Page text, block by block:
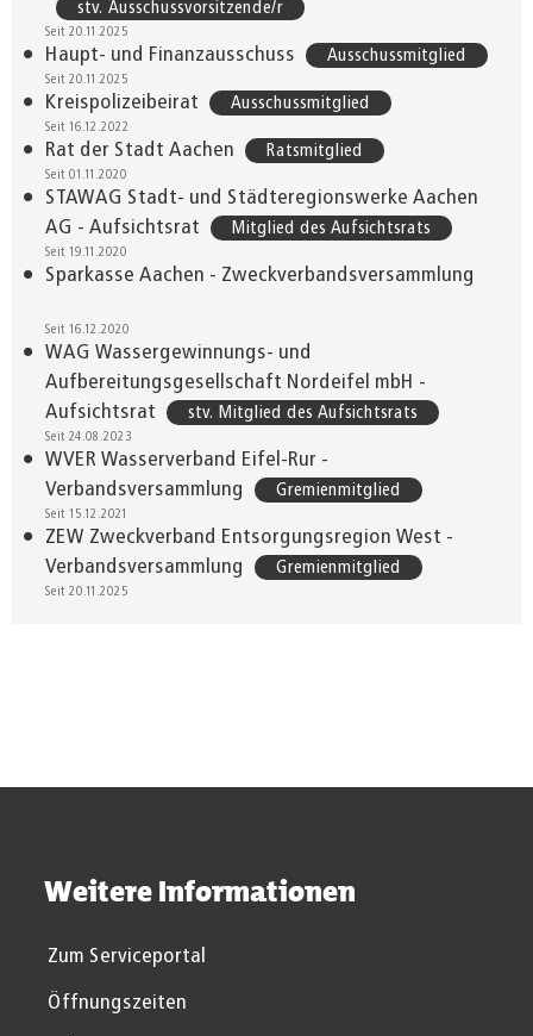
stv. Ausschussvorsitzende/r
Seit 20.11.2025
Haupt- und Finanzausschuss Ausschussmitglied
Seit 20.11.2025
Kreispolizeibeirat Ausschussmitglied
Seit 16.12.2022
Rat der Stadt Aachen Ratsmitglied
Seit 01.11.2020
STAWAG Stadt- und Städteregionswerke Aachen
AG - Aufsichtsrat
Mitglied des Aufsichtsrats
Seit 19.11.2020
Sparkasse Aachen - Zweckverbandsversammlung
Seit 16.12.2020
WAG Wassergewinnungs- und
Aufbereitungsgesellschaft Nordeifel mbH -
Aufsichtsrat
stv. Mitglied des Aufsichtsrats
Seit 24.08.2023
WVER Wasserverband Eifel-Rur -
Verbandsversammlung
Gremienmitglied
Seit 15.12.2021
ZEW Zweckverband Entsorgungsregion West -
Verbandsversammlung
Gremienmitglied
Seit 20.11.2025
Weitere Informationen
Zum Serviceportal
Öffnungszeiten